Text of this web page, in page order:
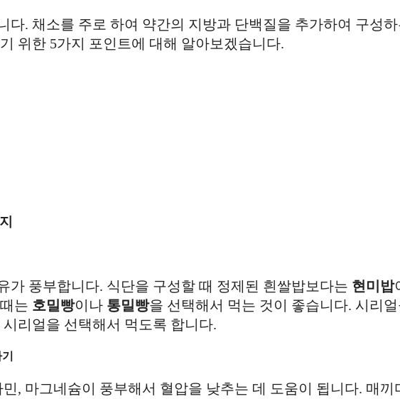
다. 채소를 주로 하여 약간의 지방과 단백질을 추가하여 구성
위한 5가지 포인트에 대해 알아보겠습니다.
가 풍부합니다. 식단을 구성할 때 정제된 흰쌀밥보다는 현미밥
는 호밀빵이나 통밀빵을 선택해서 먹는 것이 좋습니다. 시리
리얼을 선택해서 먹도록 합니다.
, 마그네슘이 풍부해서 혈압을 낮추는 데 도움이 됩니다. 매끼